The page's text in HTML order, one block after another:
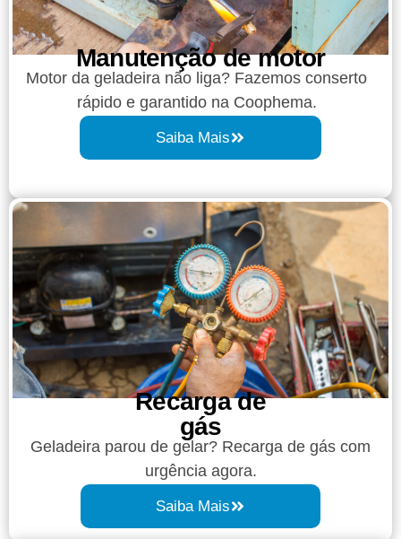
Manutenção de motor
Motor da geladeira não liga? Fazemos conserto
rápido e garantido na Coophema.
Saiba Mais
Recarga de
gás
Geladeira parou de gelar? Recarga de gás com
urgência agora.
Saiba Mais